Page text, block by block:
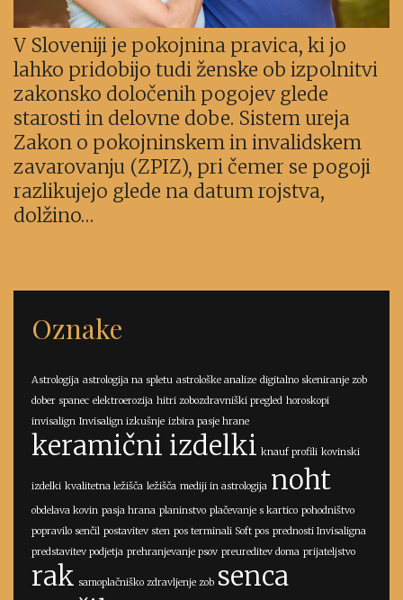
V Sloveniji je pokojnina pravica, ki jo
lahko pridobijo tudi ženske ob izpolnitvi
zakonsko določenih pogojev glede
starosti in delovne dobe. Sistem ureja
Zakon o pokojninskem in invalidskem
zavarovanju (ZPIZ), pri čemer se pogoji
razlikujejo glede na datum rojstva,
dolžino…
Oznake
Astrologija astrologija na spletu astrološke analize digitalno skeniranje zob
dober spanec elektroerozija hitri zobozdravniški pregled horoskopi
invisalign Invisalign izkušnje izbira pasje hrane
keramični izdelki knauf profili kovinski
izdelki kvalitetna ležišča ležišča mediji in astrologija noht
obdelava kovin pasja hrana planinstvo plačevanje s kartico pohodništvo
popravilo senčil postavitev sten pos terminali Soft pos prednosti Invisaligna
predstavitev podjetja prehranjevanje psov preureditev doma prijateljstvo
rak samoplačniško zdravljenje zob senca